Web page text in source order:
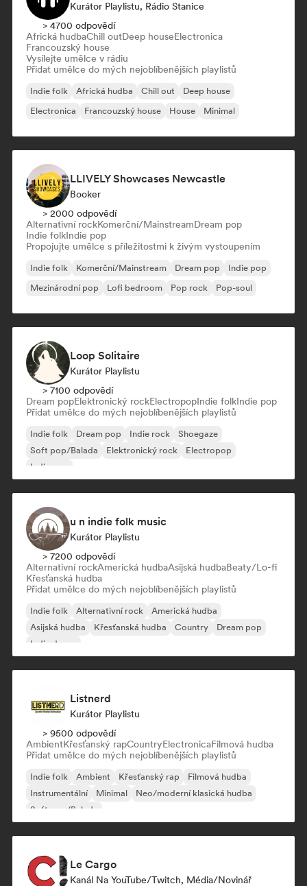
Kurátor Playlistu, Rádio Stanice
> 4700 odpovědí
Africká hudbaChill outDeep houseElectronica
Francouzský house
Vysílejte umělce v rádiu
Přidat umělce do mých nejoblíbenějších playlistů
Indie folk Africká hudba Chill out
Deep house
Electronica
Francouzský house House Minimal
LLIVELY Showcases Newcastle
Booker
> 2000 odpovědí
Alternativní rockKomerční/MainstreamDream pop
Indie folkIndie pop
Propojujte umělce s příležitostmi k živým vystoupením
Indie folk Komerční/Mainstream Dream pop
Indie pop
Mezinárodní pop
Lofi bedroom Pop rock Pop-soul
Loop Solitaire
Kurátor Playlistu
> 7100 odpovědí
Dream popElektronický rockElectropopIndie folkIndie pop
Přidat umělce do mých nejoblíbenějších playlistů
Indie folk Dream pop Indie rock
Shoegaze
Soft pop/Balada
Elektronický rock
Electropop
Indie pop
u n indie folk music
Kurátor Playlistu
> 7200 odpovědí
Alternativní rockAmerická hudbaAsijská hudbaBeaty/Lo-fi
Křesťanská hudba
Přidat umělce do mých nejoblíbenějších playlistů
Indie folk Alternativní rock
Americká hudba
Asijská hudba
Křesťanská hudba Country
Dream pop
Indie dance
Listnerd
Kurátor Playlistu
> 9500 odpovědí
AmbientKřesťanský rapCountryElectronicaFilmová hudba
Přidat umělce do mých nejoblíbenějších playlistů
Indie folk Ambient Křesťanský rap
Filmová hudba
Instrumentální
Minimal
Neo/moderní klasická hudba
Soft pop/Balada
Le Cargo
Kanál Na YouTube/Twitch, Média/novinář